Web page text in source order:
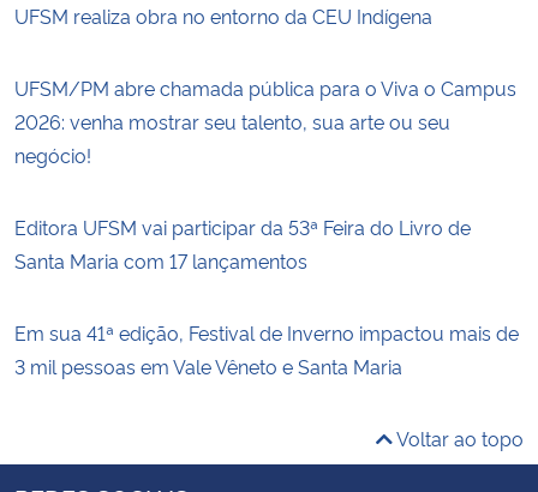
UFSM realiza obra no entorno da CEU Indígena
UFSM/PM abre chamada pública para o Viva o Campus
2026: venha mostrar seu talento, sua arte ou seu
negócio!
Editora UFSM vai participar da 53ª Feira do Livro de
Santa Maria com 17 lançamentos
Em sua 41ª edição, Festival de Inverno impactou mais de
3 mil pessoas em Vale Vêneto e Santa Maria
Voltar ao topo